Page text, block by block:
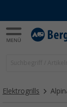
Elektrogrills